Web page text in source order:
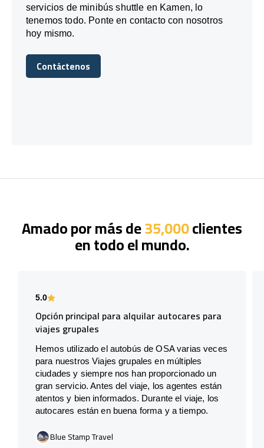
servicios de minibús shuttle en Kamen, lo
tenemos todo. Ponte en contacto con nosotros
hoy mismo.
Contáctenos
Contáctenos
Amado por más de35,000clientes
en todo el mundo.
5.0
Opción principal para alquilar autocares para
viajes grupales
Hemos utilizado el autobús de OSA varias veces
para nuestros Viajes grupales en múltiples
ciudades y siempre nos han proporcionado un
gran servicio. Antes del viaje, los agentes están
atentos y bien informados. Durante el viaje, los
autocares están en buena forma y a tiempo.
Blue Stamp Travel